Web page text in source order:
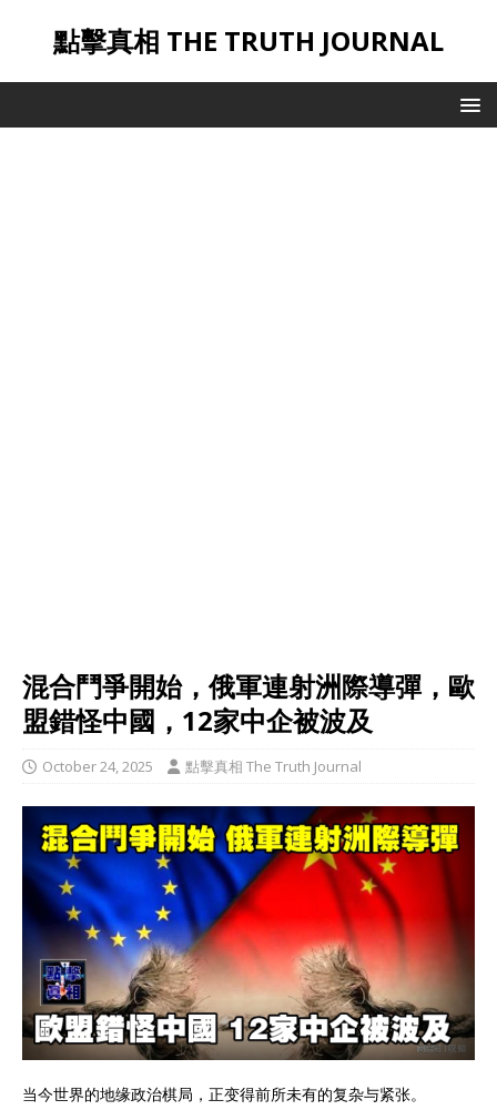
點擊真相 THE TRUTH JOURNAL
混合鬥爭開始，俄軍連射洲際導彈，歐
盟錯怪中國，12家中企被波及
October 24, 2025 點擊真相 The Truth Journal
当今世界的地缘政治棋局，正变得前所未有的复杂与紧张。